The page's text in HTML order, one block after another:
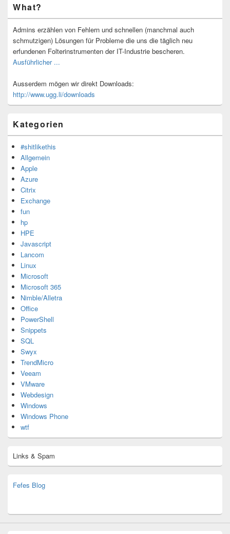
Seitenleisten-
Widgetbereich
What?
Admins erzählen von Fehlern und schnellen (manchmal auch
schmutzigen) Lösungen für Probleme die uns die täglich neu
erfundenen Folterinstrumenten der IT-Industrie bescheren.
Ausführlicher ...
Ausserdem mögen wir direkt Downloads:
http://www.ugg.li/downloads
Kategorien
#shitlikethis
Allgemein
Apple
Azure
Citrix
Exchange
fun
hp
HPE
Javascript
Lancom
Linux
Microsoft
Microsoft 365
Nimble/Alletra
Office
PowerShell
Snippets
SQL
Swyx
TrendMicro
Veeam
VMware
Webdesign
Windows
Windows Phone
wtf
Links & Spam
Fefes Blog